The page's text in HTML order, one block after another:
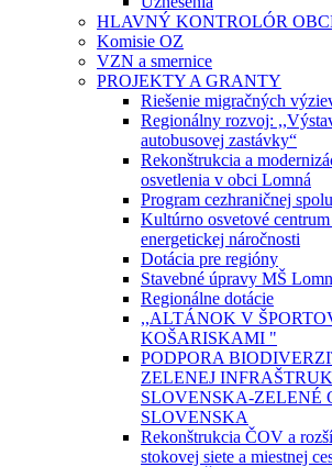
HLAVNÝ KONTROLÓR
Komisie OZ
VZN a smernice
PROJEKTY A GRANTY
Riešenie migračných
Regionálny rozvoj:
autobusovej zastávky“
Rekonštrukcia a
osvetlenia v obci Lomná
Program cezhraničnej
Kultúrno osvetové
energetickej náročnosti
Dotácia pre regióny
Stavebné úpravy MŠ
Regionálne dotácie
,,ALTÁNOK V
KOŠARISKAMI "
PODPORA
ZELENEJ
SLOVENSKA-ZELENÉ
SLOVENSKA
Rekonštrukcia ČOV a
stokovej siete a miestnej